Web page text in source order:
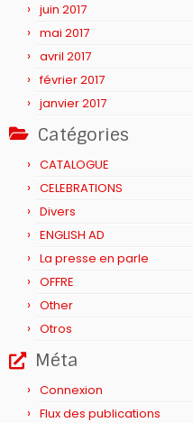
juin 2017
mai 2017
avril 2017
février 2017
janvier 2017
Catégories
CATALOGUE
CELEBRATIONS
Divers
ENGLISH AD
La presse en parle
OFFRE
Other
Otros
Méta
Connexion
Flux des publications